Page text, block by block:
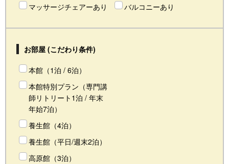
マッサージチェアーあり
バルコニーあり
お部屋 (こだわり条件)
本館（1泊 / 6泊）
本館特別プラン（専門講
師リトリート1泊 / 年末
年始7泊）
養生館（4泊）
養生館（平日/週末2泊）
高原館（3泊）